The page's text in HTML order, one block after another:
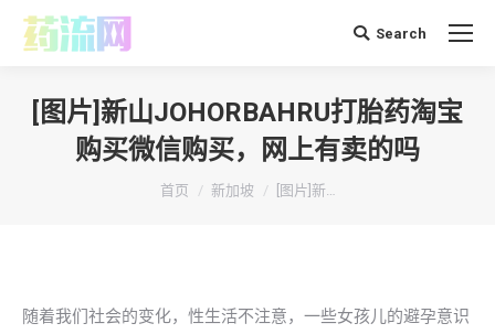
搜 Search
[图片]新山JOHORBAHRU打胎药淘宝
购买微信购买，网上有卖的吗
你在这里：
首页 新加坡 [图片]新…
随着我们社会的变化，性生活不注意，一些女孩儿的避孕意识